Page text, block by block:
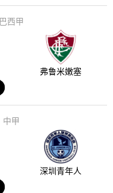
巴西甲
弗鲁米嫩塞
中甲
深圳青年人